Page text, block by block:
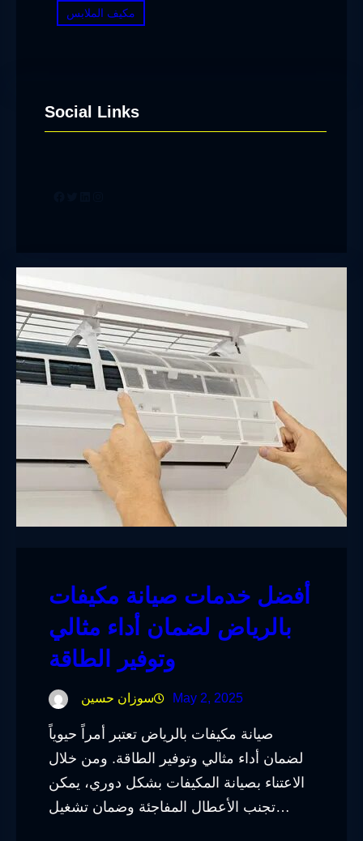
مكيف الملابس
Social Links
أفضل خدمات صيانة مكيفات
بالرياض لضمان أداء مثالي
وتوفير الطاقة
سوزان حسين May 2, 2025
صيانة مكيفات بالرياض تعتبر أمراً حيوياً
لضمان أداء مثالي وتوفير الطاقة. ومن خلال
الاعتناء بصيانة المكيفات بشكل دوري، يمكن
تجنب الأعطال المفاجئة وضمان تشغيل…